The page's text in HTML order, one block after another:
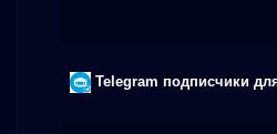
Telegram подписчики